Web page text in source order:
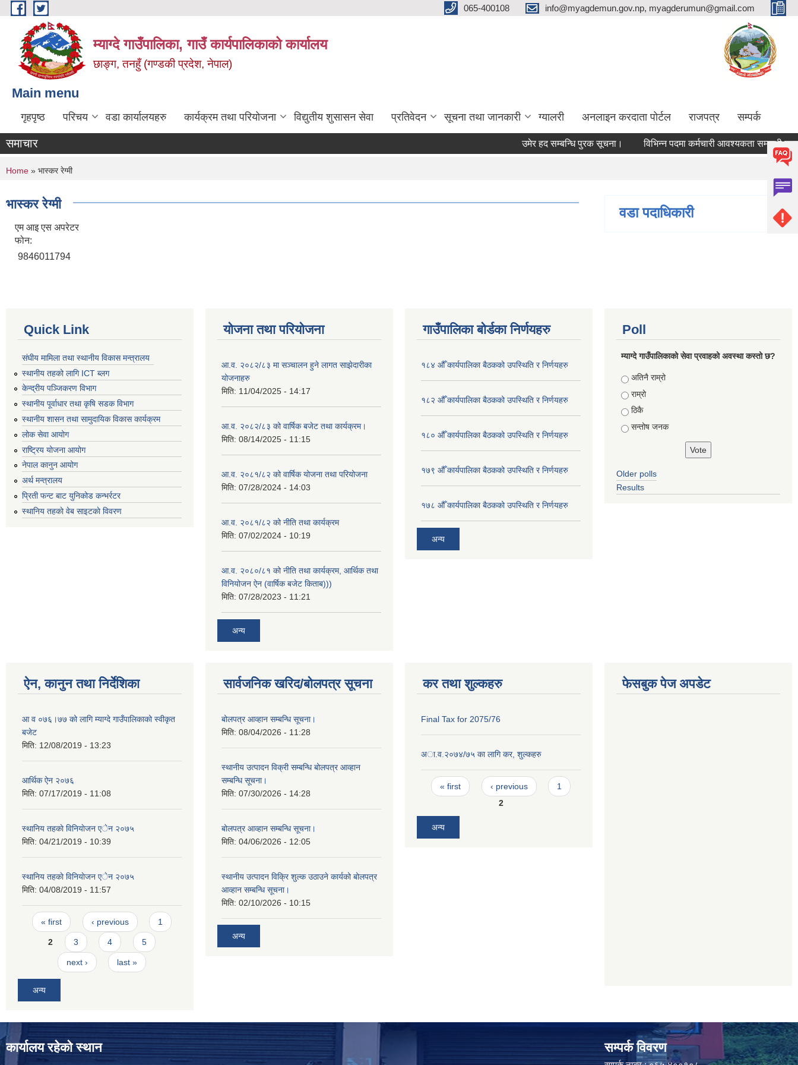
Skip to main content 065-400108 info@myagdemun.gov.np, myagderumun@gmail.com
म्याग्दे गाउँपालिका, गाउँ कार्यपालिकाको कार्यालय
छाङ्ग, तनहुँ (गण्डकी प्रदेश, नेपाल)
Main menu
गृहपृष्ठ परिचय वडा कार्यालयहरु कार्यक्रम तथा परियोजना विद्युतीय शुसासन सेवा प्रतिवेदन सूचना तथा जानकारी ग्यालरी अनलाइन करदाता पोर्टल राजपत्र सम्पर्क
समाचार उमेर हद सम्बन्धि पुरक सूचना। विभिन्न पदमा कर्मचारी आवश्यकता सम्बन्धी सूचना।
You are here
Home » भास्कर रेग्मी
भास्कर रेग्मी
एम आइ एस अपरेटर
फोन:
9846011794
वडा पदाधिकारी
Quick Link
संघीय मामिला तथा स्थानीय विकास मन्त्रालय
स्थानीय तहको लागि ICT ब्लग
केन्द्रीय पञ्जिकरण विभाग
स्थानीय पूर्वाधार तथा कृषि सडक विभाग
स्थानीय शासन तथा सामुदायिक विकास कार्यक्रम
लोक सेवा आयोग
राष्ट्रिय योजना आयोग
नेपाल कानुन आयोग
अर्थ मन्त्रालय
प्रिती फन्ट बाट युनिकोड कन्भर्रटर
स्थानिय तहकाे वेब साइटकाे विवरण
योजना तथा परियोजना
आ.व. २०८२/८३ मा सञ्चालन हुने लागत साझेदारीका
योजनाहरु
मिति: 11/04/2025 - 14:17
आ.व. २०८२/८३ को वार्षिक बजेट तथा कार्यक्रम।
मिति: 08/14/2025 - 11:15
आ.व. २०८१/८२ को वार्षिक योजना तथा परियोजना
मिति: 07/28/2024 - 14:03
आ.व. २०८१/८२ को नीति तथा कार्यक्रम
मिति: 07/02/2024 - 10:19
आ.व. २०८०/८१ को नीति तथा कार्यक्रम, आर्थिक तथा
विनियोजन ऐन (वार्षिक बजेट किताब)))
मिति: 07/28/2023 - 11:21
अन्य
गाउँपालिका बोर्डका निर्णयहरु
१८४ औँ कार्यपालिका बैठकको उपस्थिति र निर्णयहरु
१८२ औँ कार्यपालिका बैठकको उपस्थिति र निर्णयहरु
१८० औँ कार्यपालिका बैठकको उपस्थिति र निर्णयहरु
१७९ औँ कार्यपालिका बैठकको उपस्थिति र निर्णयहरु
१७८ औँ कार्यपालिका बैठकको उपस्थिति र निर्णयहरु
अन्य
Poll
म्याग्दे गाउँपालिकाको सेवा प्रवाहको अवस्था कस्तो छ?
Choices
अतिनै राम्रो
राम्रो
ठिकै
सन्तोष जनक
Older polls
Results
ऐन, कानुन तथा निर्देशिका
आ व ०७६।७७ को लागि म्याग्दे गाउँपालिकाको स्वीकृत
बजेट
मिति: 12/08/2019 - 13:23
आर्थिक ऐन २०७६
मिति: 07/17/2019 - 11:08
स्थानिय तहकाे विनियाेजन एेन २०७५
मिति: 04/21/2019 - 10:39
स्थानिय तहकाे विनियाेजन एेन २०७५
मिति: 04/08/2019 - 11:57
Pages
« first ‹ previous 1
2 3 4 5
next › last »
अन्य
सार्वजनिक खरिद/बोलपत्र सूचना
बोलपत्र आव्हान सम्बन्धि सूचना।
मिति: 08/04/2026 - 11:28
स्थानीय उत्पादन विक्री सम्बन्धि बोलपत्र आव्हान
सम्बन्धि सूचना।
मिति: 07/30/2026 - 14:28
बोलपत्र आव्हान सम्बन्धि सूचना।
मिति: 04/06/2026 - 12:05
स्थानीय उत्पादन विक्रि शुल्क उठाउने कार्यको बोलपत्र
आव्हान सम्बन्धि सूचना।
मिति: 02/10/2026 - 10:15
अन्य
कर तथा शुल्कहरु
Final Tax for 2075/76
अा‍.व.२०७४/७५ का लागि कर, शुल्कहरु
Pages
« first ‹ previous
1
2
अन्य
फेसबुक पेज अपडेट
कार्यालय रहेको स्थान सम्पर्क विवरण